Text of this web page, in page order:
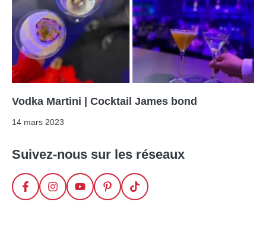
Vodka Martini | Cocktail James bond
14 mars 2023
Suivez-nous sur les réseaux